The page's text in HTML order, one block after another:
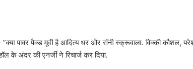
पावर पैक्ड मूवी है आदित्य धर और रॉनी स्क्रूवाला. विक्की कौशल,
के अंदर की एनर्जी ने रिचार्ज कर दिया.